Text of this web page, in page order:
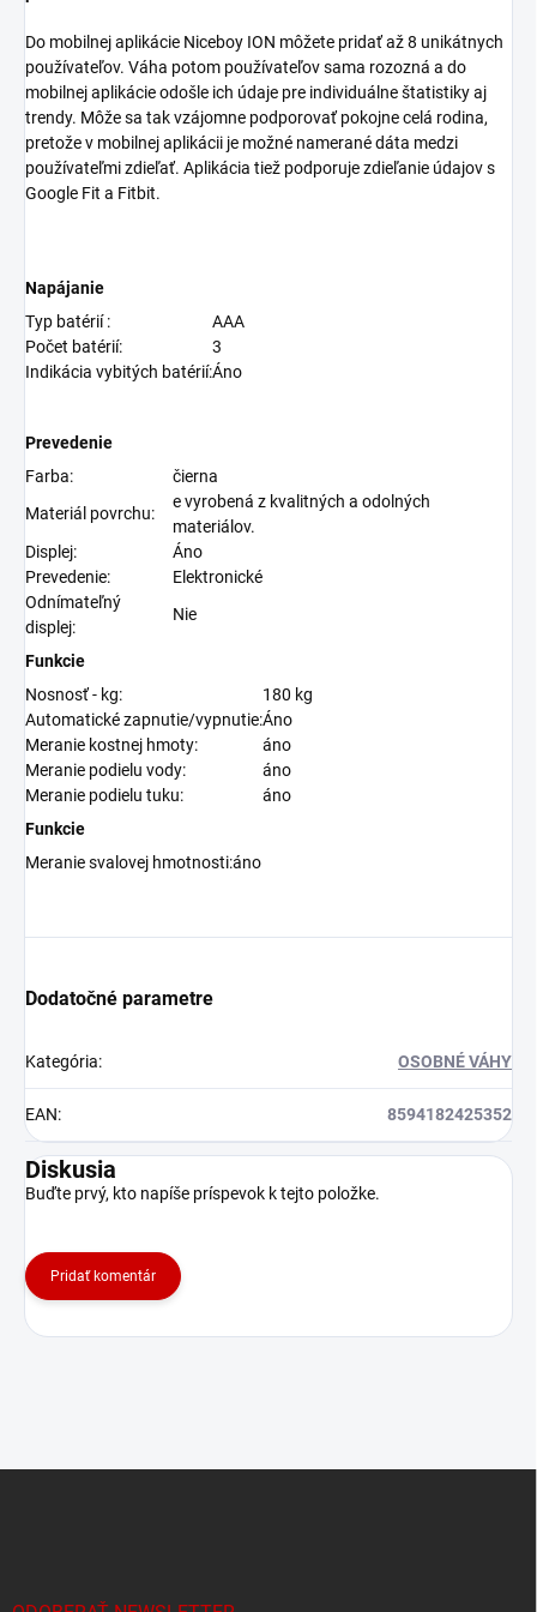
Do mobilnej aplikácie Niceboy ION môžete pridať až 8 unikátnych
používateľov. Váha potom používateľov sama rozozná a do
mobilnej aplikácie odošle ich údaje pre individuálne štatistiky aj
trendy. Môže sa tak vzájomne podporovať pokojne celá rodina,
pretože v mobilnej aplikácii je možné namerané dáta medzi
používateľmi zdieľať. Aplikácia tiež podporuje zdieľanie údajov s
Google Fit a Fitbit.
Napájanie
Typ batérií :
AAA
Počet batérií:
3
Indikácia vybitých batérií:Áno
Prevedenie
Farba:
čierna
Materiál povrchu:
e vyrobená z kvalitných a odolných
materiálov.
Displej:
Áno
Prevedenie:
Elektronické
Odnímateľný
displej:
Nie
Funkcie
Nosnosť - kg:
180 kg
Automatické zapnutie/vypnutie:Áno
Meranie kostnej hmoty:
áno
Meranie podielu vody:
áno
Meranie podielu tuku:
áno
Funkcie
Meranie svalovej hmotnosti:áno
Dodatočné parametre
Kategória: OSOBNÉ VÁHY
EAN: 8594182425352
Diskusia
Buďte prvý, kto napíše príspevok k tejto položke.
Pridať komentár